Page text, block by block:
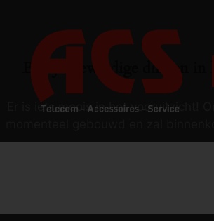
Er zijn geweldige dingen in
Er is iets moois in het vooruitzicht!
momenteel gebouwd en zal